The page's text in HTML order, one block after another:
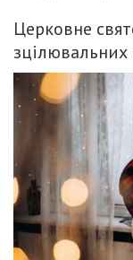
Церковне